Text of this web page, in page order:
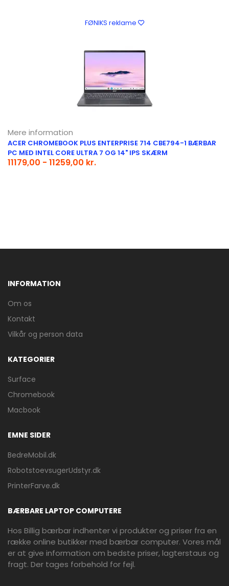
FØNIKS reklame
Mere information
ACER CHROMEBOOK PLUS ENTERPRISE 714 CBE794-1 BÆRBAR
PC MED INTEL CORE ULTRA 7 OG 14" IPS SKÆRM
11179,00 - 11259,00 kr.
INFORMATION
Om os
Kontakt
Vilkår og person data
KATEGORIER
Surface
Chromebook
Macbook
EMNE SIDER
BedreMobil.dk
RobotstoevsugerUdstyr.dk
PrinterFarve.dk
BÆRBARE LAPTOP COMPUTERE
Hos Billig bærbar indhenter vi produkter og priser fra en
række online butikker med bærbar computer. Vores mål
er at give information om bedste priser, lagterstaus og
fragt. Der tages forbehold for fejl.